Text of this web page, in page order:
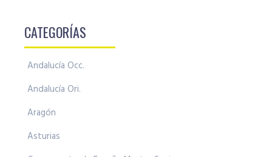
CATEGORÍAS
Andalucía Occ.
Andalucía Ori.
Aragón
Asturias